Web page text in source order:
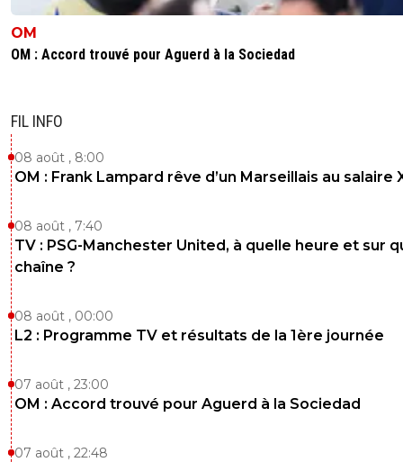
OM
OM : Accord trouvé pour Aguerd à la Sociedad
FIL INFO
08 août , 8:00
OM : Frank Lampard rêve d’un Marseillais au salaire
08 août , 7:40
TV : PSG-Manchester United, à quelle heure et sur
chaîne ?
08 août , 00:00
L2 : Programme TV et résultats de la 1ère journée
07 août , 23:00
OM : Accord trouvé pour Aguerd à la Sociedad
07 août , 22:48